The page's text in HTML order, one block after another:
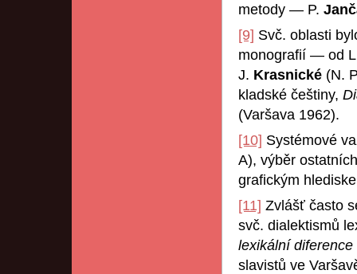
metody — P.
[9] Svč. oblasti
monografií — od
J. Krasnické (N.
kladské češtiny,
(Varšava 1962).
[10] Systémové
A), výběr
grafickým
[11] Zvlášť často
svč. dialektismů
lexikální diference
slavistů ve